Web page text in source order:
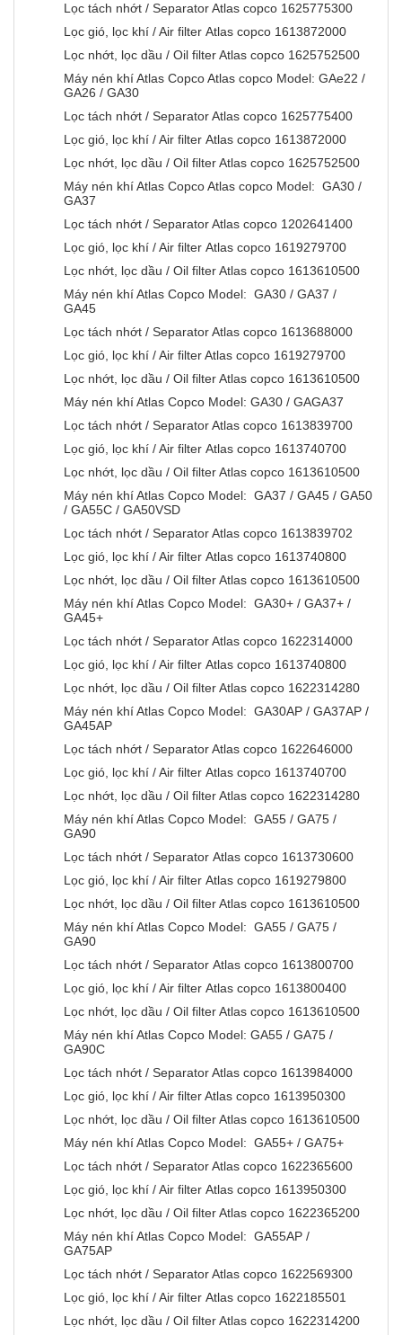
Lọc tách nhớt / Separator Atlas copco 1625775300
Lọc gió, lọc khí / Air filter Atlas copco 1613872000
Lọc nhớt, lọc dầu / Oil filter Atlas copco 1625752500
Máy nén khí Atlas Copco Atlas copco Model: GAe22 /
GA26 / GA30
Lọc tách nhớt / Separator Atlas copco 1625775400
Lọc gió, lọc khí / Air filter Atlas copco 1613872000
Lọc nhớt, lọc dầu / Oil filter Atlas copco 1625752500
Máy nén khí Atlas Copco Atlas copco Model: GA30 /
GA37
Lọc tách nhớt / Separator Atlas copco 1202641400
Lọc gió, lọc khí / Air filter Atlas copco 1619279700
Lọc nhớt, lọc dầu / Oil filter Atlas copco 1613610500
Máy nén khí Atlas Copco Model: GA30 / GA37 /
GA45
Lọc tách nhớt / Separator Atlas copco 1613688000
Lọc gió, lọc khí / Air filter Atlas copco 1619279700
Lọc nhớt, lọc dầu / Oil filter Atlas copco 1613610500
Máy nén khí Atlas Copco Model: GA30 / GAGA37
Lọc tách nhớt / Separator Atlas copco 1613839700
Lọc gió, lọc khí / Air filter Atlas copco 1613740700
Lọc nhớt, lọc dầu / Oil filter Atlas copco 1613610500
Máy nén khí Atlas Copco Model: GA37 / GA45 / GA50
/ GA55C / GA50VSD
Lọc tách nhớt / Separator Atlas copco 1613839702
Lọc gió, lọc khí / Air filter Atlas copco 1613740800
Lọc nhớt, lọc dầu / Oil filter Atlas copco 1613610500
Máy nén khí Atlas Copco Model: GA30+ / GA37+ /
GA45+
Lọc tách nhớt / Separator Atlas copco 1622314000
Lọc gió, lọc khí / Air filter Atlas copco 1613740800
Lọc nhớt, lọc dầu / Oil filter Atlas copco 1622314280
Máy nén khí Atlas Copco Model: GA30AP / GA37AP /
GA45AP
Lọc tách nhớt / Separator Atlas copco 1622646000
Lọc gió, lọc khí / Air filter Atlas copco 1613740700
Lọc nhớt, lọc dầu / Oil filter Atlas copco 1622314280
Máy nén khí Atlas Copco Model: GA55 / GA75 /
GA90
Lọc tách nhớt / Separator Atlas copco 1613730600
Lọc gió, lọc khí / Air filter Atlas copco 1619279800
Lọc nhớt, lọc dầu / Oil filter Atlas copco 1613610500
Máy nén khí Atlas Copco Model: GA55 / GA75 /
GA90
Lọc tách nhớt / Separator Atlas copco 1613800700
Lọc gió, lọc khí / Air filter Atlas copco 1613800400
Lọc nhớt, lọc dầu / Oil filter Atlas copco 1613610500
Máy nén khí Atlas Copco Model: GA55 / GA75 /
GA90C
Lọc tách nhớt / Separator Atlas copco 1613984000
Lọc gió, lọc khí / Air filter Atlas copco 1613950300
Lọc nhớt, lọc dầu / Oil filter Atlas copco 1613610500
Máy nén khí Atlas Copco Model: GA55+ / GA75+
Lọc tách nhớt / Separator Atlas copco 1622365600
Lọc gió, lọc khí / Air filter Atlas copco 1613950300
Lọc nhớt, lọc dầu / Oil filter Atlas copco 1622365200
Máy nén khí Atlas Copco Model: GA55AP /
GA75AP
Lọc tách nhớt / Separator Atlas copco 1622569300
Lọc gió, lọc khí / Air filter Atlas copco 1622185501
Lọc nhớt, lọc dầu / Oil filter Atlas copco 1622314200